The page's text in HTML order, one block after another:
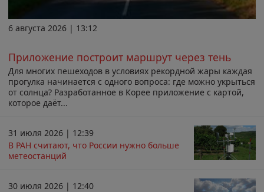
6 августа 2026 | 13:12
Приложение построит маршрут через тень
Для многих пешеходов в условиях рекордной жары каждая
прогулка начинается с одного вопроса: где можно укрыться
от солнца? Разработанное в Корее приложение с картой,
которое даёт...
31 июля 2026 | 12:39
В РАН считают, что России нужно больше
метеостанций
30 июля 2026 | 12:40